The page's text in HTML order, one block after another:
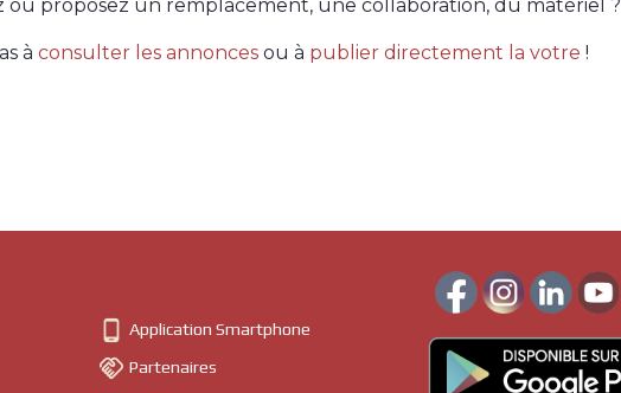
ou proposez un remplacement, une collaboration, du matériel ?
à consulter les annonces ou à publier directement la votre !
 Application Smartphone
 Partenaires